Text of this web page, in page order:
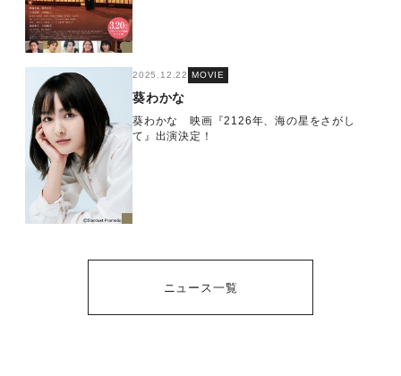
2025.12.22 MOVIE
葵わかな
葵わかな 映画『2126年、海の星をさがし
て』出演決定！
ニュース一覧